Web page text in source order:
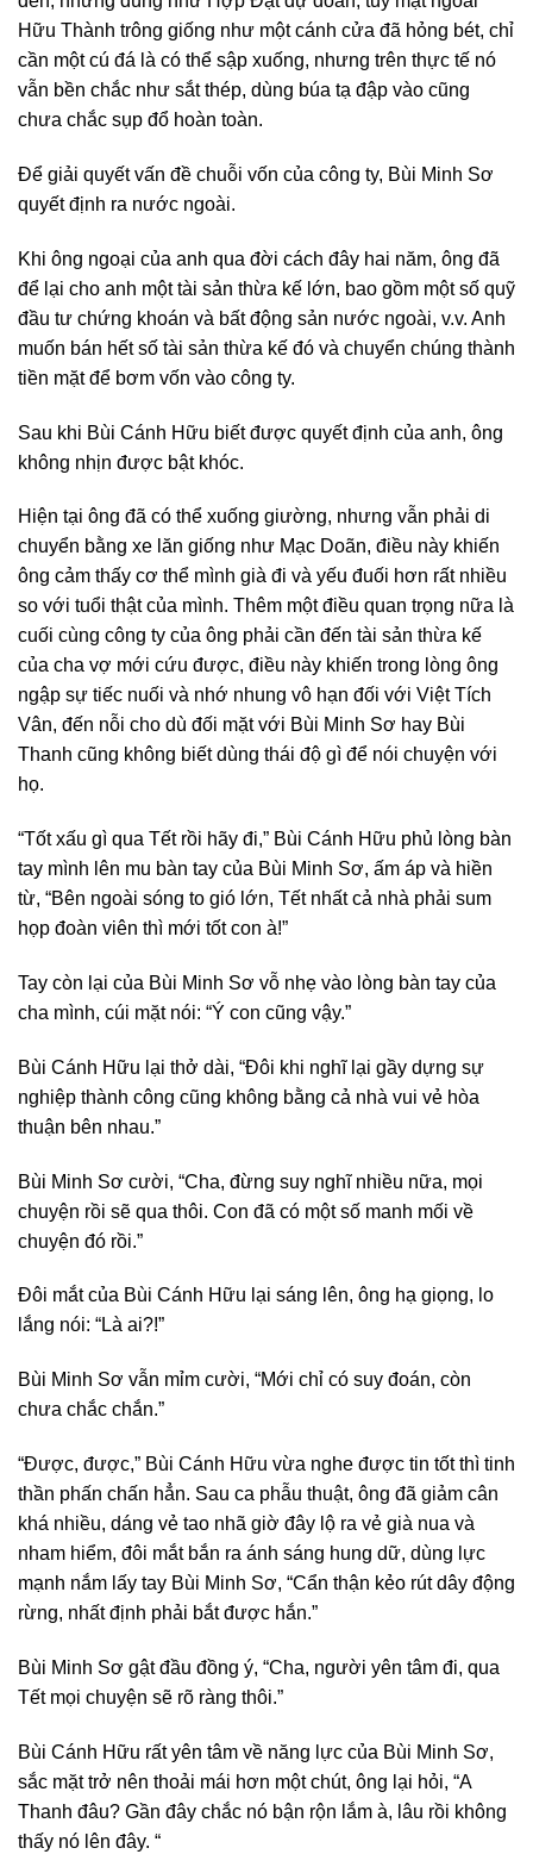
Hữu Thành trông giống như một cánh cửa đã hỏng bét, chỉ
cần một cú đá là có thể sập xuống, nhưng trên thực tế nó
vẫn bền chắc như sắt thép, dùng búa tạ đập vào cũng
chưa chắc sụp đổ hoàn toàn.
Để giải quyết vấn đề chuỗi vốn của công ty, Bùi Minh Sơ
quyết định ra nước ngoài.
Khi ông ngoại của anh qua đời cách đây hai năm, ông đã
để lại cho anh một tài sản thừa kế lớn, bao gồm một số quỹ
đầu tư chứng khoán và bất động sản nước ngoài, v.v. Anh
muốn bán hết số tài sản thừa kế đó và chuyển chúng thành
tiền mặt để bơm vốn vào công ty.
Sau khi Bùi Cánh Hữu biết được quyết định của anh, ông
không nhịn được bật khóc.
Hiện tại ông đã có thể xuống giường, nhưng vẫn phải di
chuyển bằng xe lăn giống như Mạc Doãn, điều này khiến
ông cảm thấy cơ thể mình già đi và yếu đuối hơn rất nhiều
so với tuổi thật của mình. Thêm một điều quan trọng nữa là
cuối cùng công ty của ông phải cần đến tài sản thừa kế
của cha vợ mới cứu được, điều này khiến trong lòng ông
ngập sự tiếc nuối và nhớ nhung vô hạn đối với Việt Tích
Vân, đến nỗi cho dù đối mặt với Bùi Minh Sơ hay Bùi
Thanh cũng không biết dùng thái độ gì để nói chuyện với
họ.
“Tốt xấu gì qua Tết rồi hãy đi,” Bùi Cánh Hữu phủ lòng bàn
tay mình lên mu bàn tay của Bùi Minh Sơ, ấm áp và hiền
từ, “Bên ngoài sóng to gió lớn, Tết nhất cả nhà phải sum
họp đoàn viên thì mới tốt con à!”
Tay còn lại của Bùi Minh Sơ vỗ nhẹ vào lòng bàn tay của
cha mình, cúi mặt nói: “Ý con cũng vậy.”
Bùi Cánh Hữu lại thở dài, “Đôi khi nghĩ lại gầy dựng sự
nghiệp thành công cũng không bằng cả nhà vui vẻ hòa
thuận bên nhau.”
Bùi Minh Sơ cười, “Cha, đừng suy nghĩ nhiều nữa, mọi
chuyện rồi sẽ qua thôi. Con đã có một số manh mối về
chuyện đó rồi.”
Đôi mắt của Bùi Cánh Hữu lại sáng lên, ông hạ giọng, lo
lắng nói: “Là ai?!”
Bùi Minh Sơ vẫn mỉm cười, “Mới chỉ có suy đoán, còn
chưa chắc chắn.”
“Được, được,” Bùi Cánh Hữu vừa nghe được tin tốt thì tinh
thần phấn chấn hẳn. Sau ca phẫu thuật, ông đã giảm cân
khá nhiều, dáng vẻ tao nhã giờ đây lộ ra vẻ già nua và
nham hiểm, đôi mắt bắn ra ánh sáng hung dữ, dùng lực
mạnh nắm lấy tay Bùi Minh Sơ, “Cẩn thận kẻo rút dây động
rừng, nhất định phải bắt được hắn.”
Bùi Minh Sơ gật đầu đồng ý, “Cha, người yên tâm đi, qua
Tết mọi chuyện sẽ rõ ràng thôi.”
Bùi Cánh Hữu rất yên tâm về năng lực của Bùi Minh Sơ,
sắc mặt trở nên thoải mái hơn một chút, ông lại hỏi, “A
Thanh đâu? Gần đây chắc nó bận rộn lắm à, lâu rồi không
thấy nó lên đây. “